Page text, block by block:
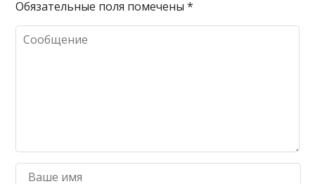
Обязательные поля помечены*